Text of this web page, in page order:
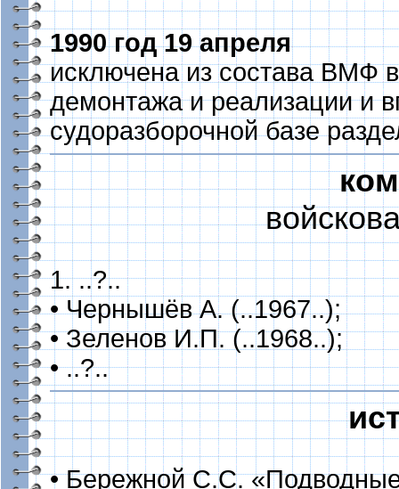
1990 год 19 апреля
исключена из состава ВМФ
демонтажа и реализации и
судоразборочной базе
1. ..?..
• Чернышёв А. (..1967..);
• Зеленов И.П. (..1968..);
• ..?..
• Бережной С.С.